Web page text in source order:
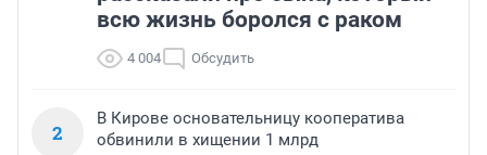
всю жизнь боролся с раком
4 004 Обсудить
2
В Кирове основательницу кооператива
обвинили в хищении 1 млрд